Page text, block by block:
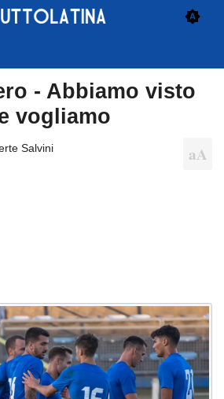
- Abbiamo visto
vogliamo
Salvini